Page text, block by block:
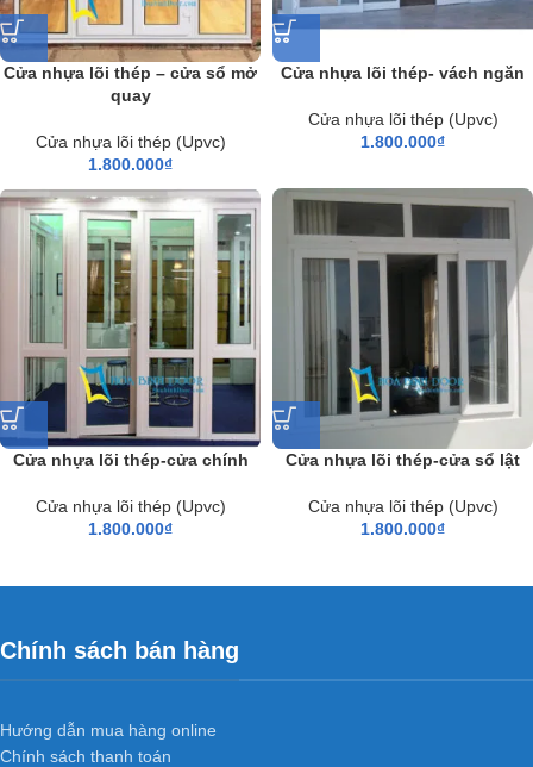
Cửa nhựa lõi thép – cửa sổ mở
quay
Cửa nhựa lõi thép (Upvc)
1.800.000₫
Cửa nhựa lõi thép- vách ngăn
Cửa nhựa lõi thép (Upvc)
1.800.000₫
Cửa nhựa lõi thép-cửa chính
Cửa nhựa lõi thép (Upvc)
1.800.000₫
Cửa nhựa lõi thép-cửa sổ lật
Cửa nhựa lõi thép (Upvc)
1.800.000₫
Chính sách bán hàng
Hướng dẫn mua hàng online
Chính sách thanh toán